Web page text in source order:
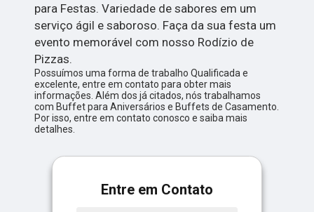
para Festas. Variedade de sabores em um
serviço ágil e saboroso. Faça da sua festa um
evento memorável com nosso Rodízio de
Pizzas.
Possuímos uma forma de trabalho Qualificada e
excelente, entre em contato para obter mais
informações. Além dos já citados, nós trabalhamos
com Buffet para Aniversários e Buffets de Casamento.
Por isso, entre em contato conosco e saiba mais
detalhes.
Entre em Contato